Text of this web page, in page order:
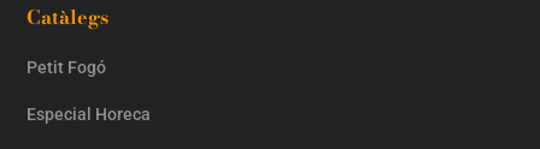
Catàlegs
Petit Fogó
Especial Horeca